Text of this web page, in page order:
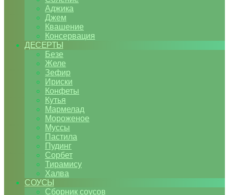
Аджика
Джем
Квашение
Консервация
ДЕСЕРТЫ
Безе
Желе
Зефир
Ириски
Конфеты
Кутья
Мармелад
Мороженое
Муссы
Пастила
Пудинг
Сорбет
Тирамису
Халва
СОУСЫ
Сборник соусов